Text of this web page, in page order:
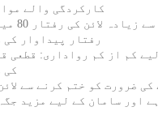
کارکردگی والے
زیادہ
رفتار پیداوار کی
کم از کم رواداری: قطعی
کی
کی ضرورت کو ختم کرنے سے
ہے اور سامان کے لیے مزید